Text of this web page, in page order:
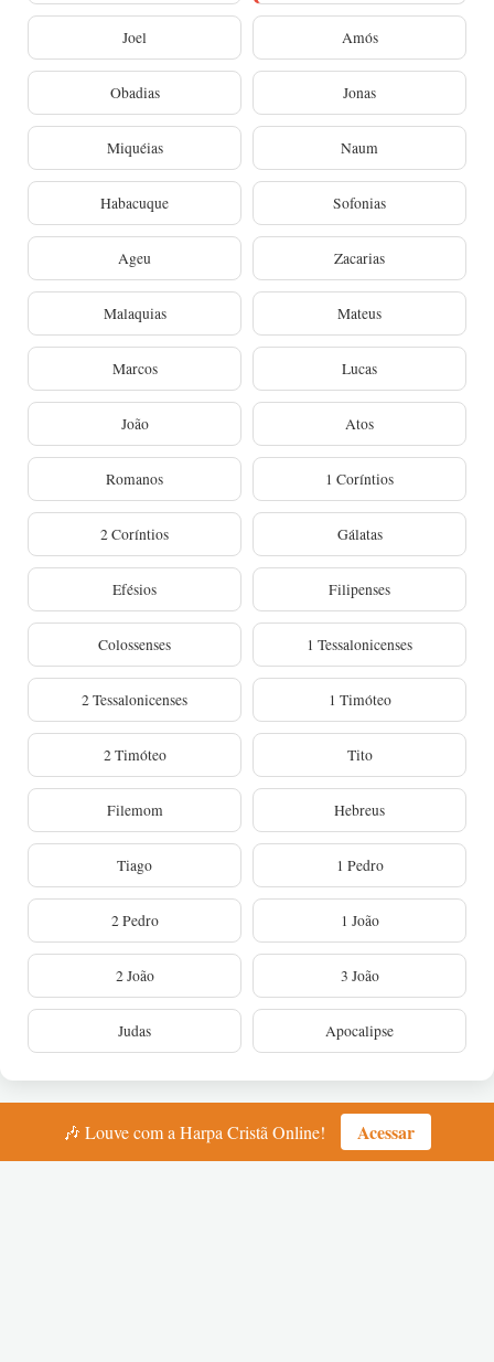
Joel Amós
Obadias Jonas
Miquéias Naum
Habacuque Sofonias
Ageu Zacarias
Malaquias Mateus
Marcos Lucas
João Atos
Romanos 1 Coríntios
2 Coríntios Gálatas
Efésios Filipenses
Colossenses 1 Tessalonicenses
2 Tessalonicenses 1 Timóteo
2 Timóteo Tito
Filemom Hebreus
Tiago 1 Pedro
2 Pedro 1 João
2 João 3 João
Judas Apocalipse
🎶 Louve com a Harpa Cristã Online! Acessar